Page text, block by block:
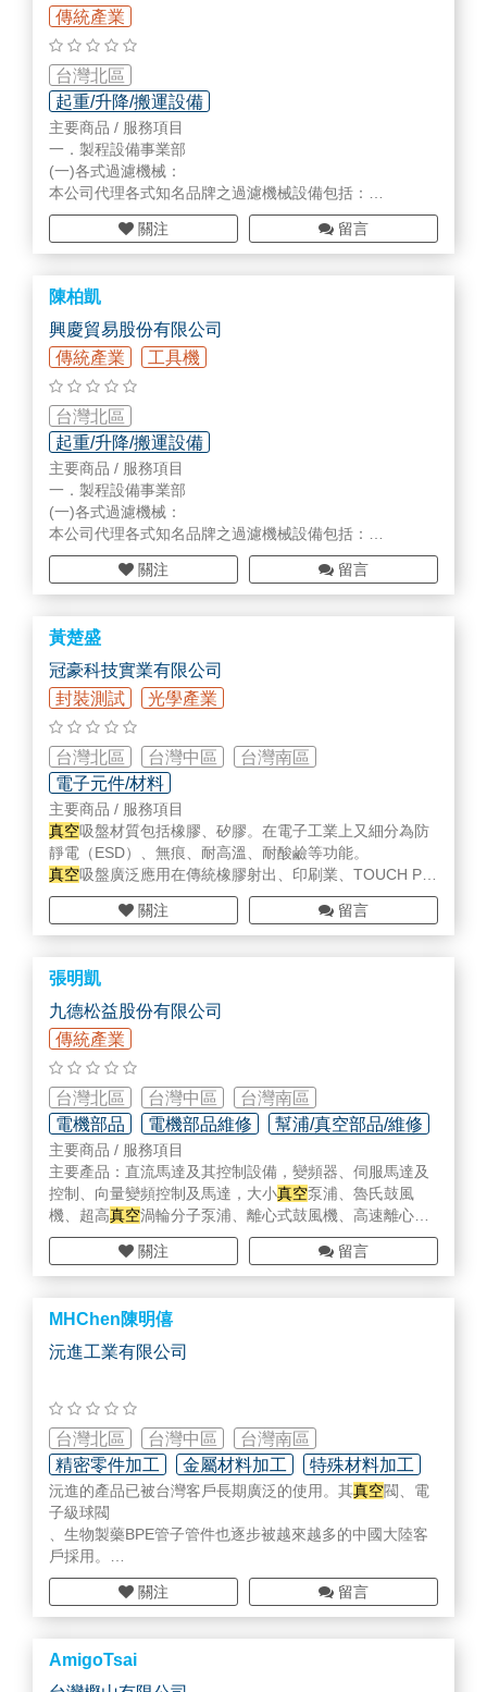
傳統產業
台灣北區
起重/升降/搬運設備
主要商品 / 服務項目
一．製程設備事業部
(一)各式過濾機械：
本公司代理各式知名品牌之過濾機械設備包括：
1.真空迴旋式過濾機真空過濾機
2.壓力式迴旋過濾機
3.葉片式過濾機
4.自動逆洗式過濾機
5.皮帶式
6.振動篩與分類機
(二)各式純化離心，分離設備：
解決製程上，純化、萃取、分餾、分離、回收的各種需求
1.各式離心機
2.蒸餾、分餾、純化之設備
3.乾燥機Dryer
4.熱交換器
(三)各式Pumps：
本公司提供各式特殊泵，滿足各種泵浦上的需求
1.離心式無軸封、磁力泵
2.特殊材質、耐磨耗
3.超低NPSH泵浦
4.不銹鋼衛生級高黏度
6.硫酸、熔硫專用泵
7.高揚程皮托式泵
8.風扇FAN，鼓風機Blower，乾式
二．過濾事業部
(一)煉油及石化工業：
1.自動逆洗／逆吹過濾系統
2.精密過濾器
3.可再生過濾器
4.凝集式液／液分離器
5.凝集式氣／液分離器
6.膜過濾技術
1.連續式高分子過濾器 (CPF)
2.新月型金屬濾心
3.光學膜用盤形過濾器
4. TiO2分散用過濾器
5. 各式金屬濾材介紹
(三)傳統機械產業：
1.液壓與潤滑油過濾器
2.空氣呼吸器
3.製程、儀錶用空氣過濾
4.製程用精密過濾器
5.油水分離設備
6.線上監測設
(四)實驗室服務：
本公司與Pall Corp.在台合作成立科學實驗室的服務，提供
現場確效、去瓶頸及R&D的各項科學評估，可提供化驗的
服務。
三．吸附劑事業部
(一)煉油及石化工業：
(二)空氣分離產業
1.將空氣中之水份及二氧化碳分離，為低溫分離氧及氮之
(三)吸附乾燥之應用於壓縮乾燥空氣，生物科技等。
(四)核能工業廢水中銫(Cesium)及鍶(Strontium)之分離。
四．工業工具事業部
(一)各式工業工具：
本公司代理各式知名品牌之工業工具包括：
1. 起重工具
2. 維修工具
3. 設備
(1)DGD多軸式螺絲固定器
(二)各式天車工程
提供工廠天車設計上的各種需求.
關注 留言
陳柏凱
興慶貿易股份有限公司
傳統產業
工具機
台灣北區
起重/升降/搬運設備
主要商品 / 服務項目
一．製程設備事業部
(一)各式過濾機械：
本公司代理各式知名品牌之過濾機械設備包括：
1.真空迴旋式過濾機真空過濾機
2.壓力式迴旋過濾機
3.葉片式過濾機
4.自動逆洗式過濾機
5.皮帶式
6.振動篩與分類機
(二)各式純化離心，分離設備：
解決製程上，純化、萃取、分餾、分離、回收的各種需求
1.各式離心機
2.蒸餾、分餾、純化之設備
3.乾燥機Dryer
4.熱交換器
(三)各式Pumps：
本公司提供各式特殊泵，滿足各種泵浦上的需求
1.離心式無軸封、磁力泵
2.特殊材質、耐磨耗
3.超低NPSH泵浦
4.不銹鋼衛生級高黏度
6.硫酸、熔硫專用泵
7.高揚程皮托式泵
8.風扇FAN，鼓風機Blower，乾式
二．過濾事業部
(一)煉油及石化工業：
1.自動逆洗／逆吹過濾系統
2.精密過濾器
3.可再生過濾器
4.凝集式液／液分離器
5.凝集式氣／液分離器
6.膜過濾技術
1.連續式高分子過濾器 (CPF)
2.新月型金屬濾心
3.光學膜用盤形過濾器
4. TiO2分散用過濾器
5. 各式金屬濾材介紹
(三)傳統機械產業：
2.空氣呼吸器
3.製程、儀錶用空氣過濾
4.製程用精密過濾器
5.油水分離設備
6.線上監測設
(四)實驗室服務：
本公司與Pall Corp.在台合作成立科學實驗室的服務，提供
現場確效、去瓶頸及R&D的各項科學評估，可提供化驗的
服務。
三．吸附劑事業部
(一)煉油及石化工業：
(二)空氣分離產業
1.將空氣中之水份及二氧化碳分離，為低溫分離氧及氮之
關注 留言
黃楚盛
冠豪科技實業有限公司
封裝測試
光學產業
台灣北區 台灣中區
台灣南區
電子元件/材料
主要商品 / 服務項目
真空吸盤材質包括橡膠、矽膠。在電子工業上又細分為防
靜電（ESD）、無痕、耐高溫、耐酸鹼等功能。
真空吸盤廣泛應用在傳統橡膠射出、印刷業、TOUCH PA
NNEL、TFT LCD、PCB、IC 封裝、切割、檢測、LED 挑
檢、太陽能、光電與光碟。
冠豪科技生產的吸盤尺寸從直徑 0.02mm - 150mm 都有
開模製造。
歡迎各界先進與本公司聯繫索取相關資訊。
關注 留言
張明凱
九德松益股份有限公司
傳統產業
台灣北區 台灣中區
台灣南區
電機部品
電機部品維修 幫浦/真空部品/維修
主要商品 / 服務項目
主要產品：直流馬達及其控制設備，變頻器、伺服馬達及
控制、向量變頻控制及馬達，大小真空泵浦、魯氏鼓風
機、超高真空渦輪分子泵浦、離心式鼓風機、高速離心式
鼓風機等多項產品。上述各項產品，皆提供專業的研發設
計、相關技術諮詢服務及一系列的售後服務。
關注 留言
MHChen陳明僖
沅進工業有限公司
台灣北區 台灣中區
台灣南區
精密零件加工
金屬材料加工 特殊材料加工
沅進的產品已被台灣客戶長期廣泛的使用。其真空閥、電
子級球閥
、生物製藥BPE管子管件也逐步被越來越多的中國大陸客
戶採用。
主要產品，我要賣：
三片式不鏽鋼SUS 316 S.W.G.球閥
不鏽鋼SUS 316 S.W.G.球閥
單片式不鏽鋼SUS 316 S.W.G.球閥
關注 留言
AmigoTsai